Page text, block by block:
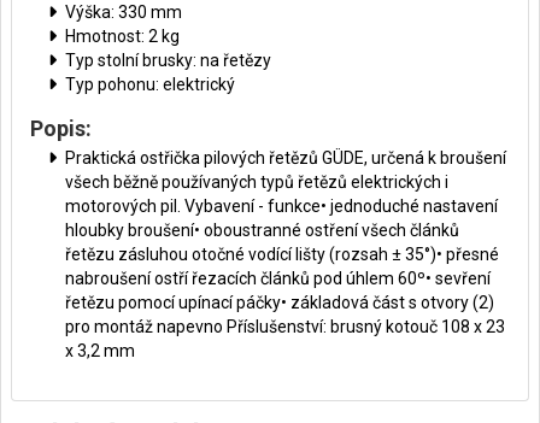
Výška: 330 mm
Hmotnost: 2 kg
Typ stolní brusky: na řetězy
Typ pohonu: elektrický
Popis:
Praktická ostřička pilových řetězů GÜDE, určená k broušení
všech běžně používaných typů řetězů elektrických i
motorových pil. Vybavení - funkce• jednoduché nastavení
hloubky broušení• oboustranné ostření všech článků
řetězu zásluhou otočné vodící lišty (rozsah ± 35°)• přesné
nabroušení ostří řezacích článků pod úhlem 60º• sevření
řetězu pomocí upínací páčky• základová část s otvory (2)
pro montáž napevno Příslušenství: brusný kotouč 108 x 23
x 3,2 mm